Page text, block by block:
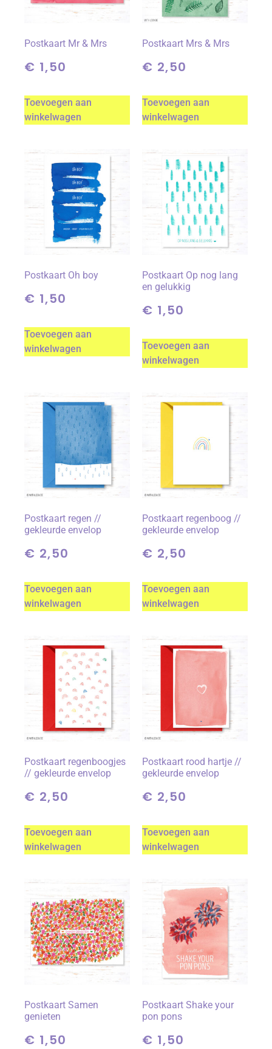
Postkaart Mr & Mrs
€ 1,50
Toevoegen aan
winkelwagen
Postkaart Mrs & Mrs
€ 2,50
Toevoegen aan
winkelwagen
Postkaart Oh boy
€ 1,50
Toevoegen aan
winkelwagen
Postkaart Op nog lang
en gelukkig
€ 1,50
Toevoegen aan
winkelwagen
Postkaart regen //
gekleurde envelop
€ 2,50
Toevoegen aan
winkelwagen
Postkaart regenboog //
gekleurde envelop
€ 2,50
Toevoegen aan
winkelwagen
Postkaart regenboogjes
// gekleurde envelop
€ 2,50
Toevoegen aan
winkelwagen
Postkaart rood hartje //
gekleurde envelop
€ 2,50
Toevoegen aan
winkelwagen
Postkaart Samen
genieten
€ 1,50
Postkaart Shake your
pon pons
€ 1,50